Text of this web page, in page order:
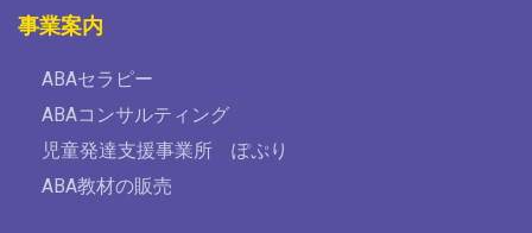
事業案内
ABAセラピー
ABAコンサルティング
児童発達支援事業所 ぽぷり
ABA教材の販売